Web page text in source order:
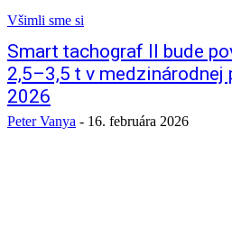
Všimli sme si
Smart tachograf II bude
2,5–3,5 t v medzinárodnej
2026
Peter Vanya - 16. februára 2026